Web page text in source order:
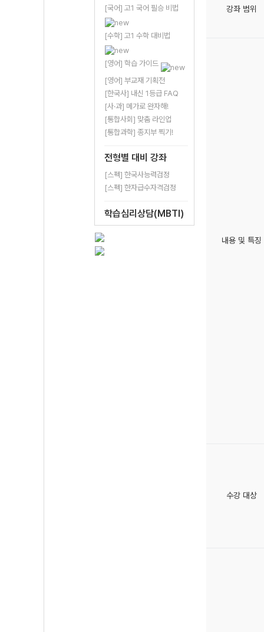
[국어] 고1 국어 필승 비법
[수학] 고1 수학 대비법
[영어] 학습 가이드
[영어] 부교재 기획전
[한국사] 내신 1등급 FAQ
[사·과] 메가로 완자해!
[통합사회] 맞춤 라인업
[통합과학] 종지부 찍기!
전형별 대비 강좌
[스펙] 한국사능력검정
[스펙] 한자급수자격검정
학습심리상담(MBTI)
강좌 범위
내용 및 특징
수강 대상